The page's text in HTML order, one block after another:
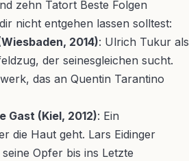
zehn Tatort Beste Folgen
nicht entgehen lassen solltest:
2014): Ulrich Tukur als
der seinesgleichen sucht.
das an Quentin Tarantino
Gast (Kiel, 2012): Ein
die Haut geht. Lars Eidinger
Opfer bis ins Letzte